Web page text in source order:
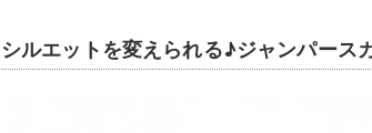
シルエットを変えられる♪ジャンパース